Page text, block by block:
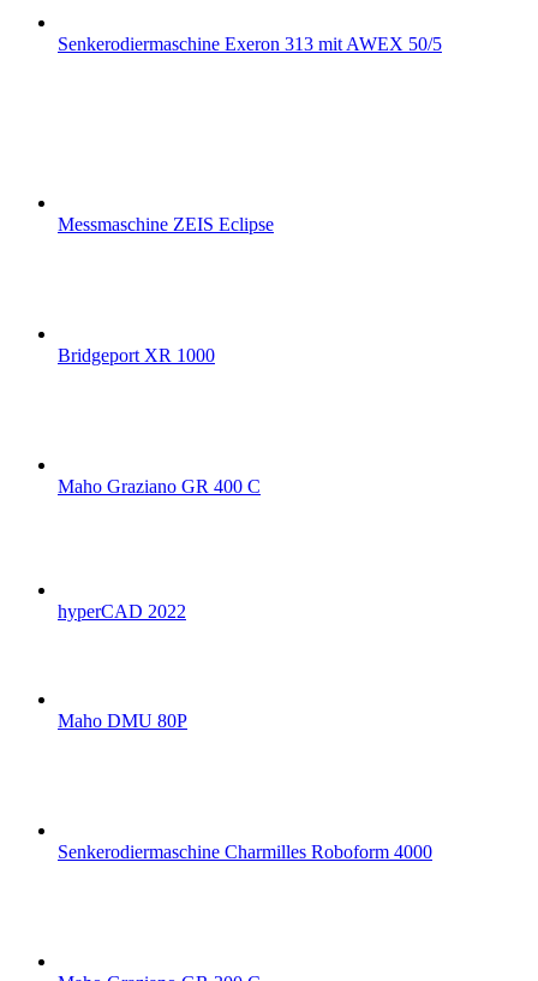
Senkerodiermaschine Exeron 313 mit AWEX 50/5
Messmaschine ZEIS Eclipse
Bridgeport XR 1000
Maho Graziano GR 400 C
hyperCAD 2022
Maho DMU 80P
Senkerodiermaschine Charmilles Roboform 4000